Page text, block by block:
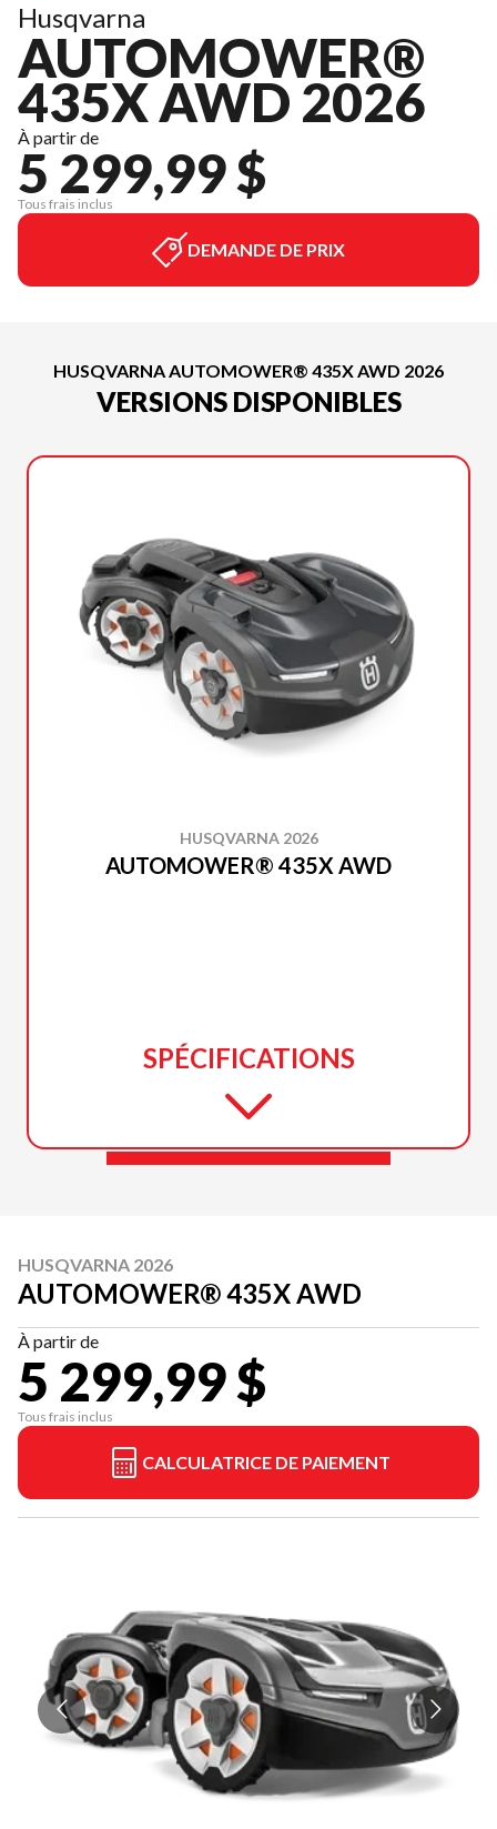
Husqvarna
AUTOMOWER®
435X AWD 2026
À partir de
5 299,99 $
Tous frais inclus
DEMANDE DE PRIX
HUSQVARNA AUTOMOWER® 435X AWD 2026
VERSIONS DISPONIBLES
HUSQVARNA 2026
AUTOMOWER® 435X AWD
SPÉCIFICATIONS
HUSQVARNA 2026
AUTOMOWER® 435X AWD
À partir de
5 299,99 $
Tous frais inclus
CALCULATRICE DE PAIEMENT